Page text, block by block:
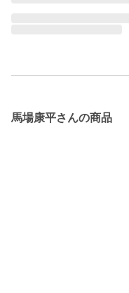
馬場康平さんの商品